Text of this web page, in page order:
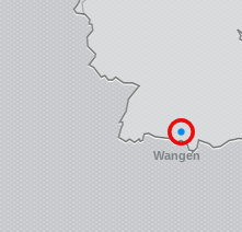
Wangen